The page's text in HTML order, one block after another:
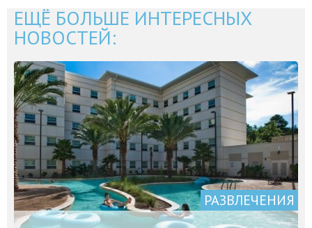
ЕЩЁ БОЛЬШЕ ИНТЕРЕСНЫХ
НОВОСТЕЙ:
РАЗВЛЕЧЕНИЯ